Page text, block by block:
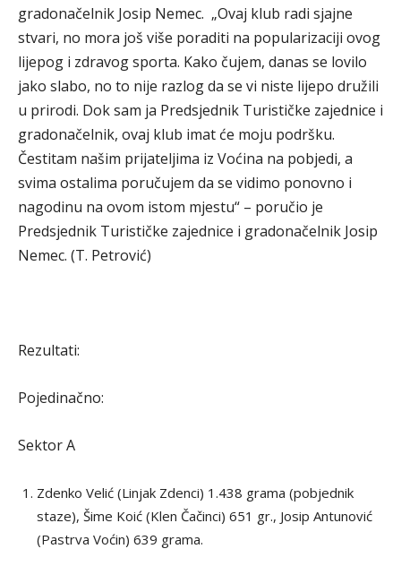
gradonačelnik Josip Nemec. „Ovaj klub radi sjajne
stvari, no mora još više poraditi na popularizaciji ovog
lijepog i zdravog sporta. Kako čujem, danas se lovilo
jako slabo, no to nije razlog da se vi niste lijepo družili
u prirodi. Dok sam ja Predsjednik Turističke zajednice i
gradonačelnik, ovaj klub imat će moju podršku.
Čestitam našim prijateljima iz Voćina na pobjedi, a
svima ostalima poručujem da se vidimo ponovno i
nagodinu na ovom istom mjestu“ – poručio je
Predsjednik Turističke zajednice i gradonačelnik Josip
Nemec. (T. Petrović)
Rezultati:
Pojedinačno:
Sektor A
Zdenko Velić (Linjak Zdenci) 1.438 grama (pobjednik
staze), Šime Koić (Klen Čačinci) 651 gr., Josip Antunović
(Pastrva Voćin) 639 grama.